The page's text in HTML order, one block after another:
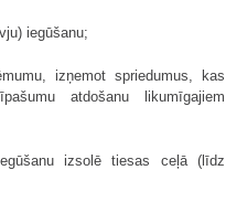
iegūšanu;
izņemot spriedumus, kas
atdošanu likumīgajiem
izsolē tiesas ceļā (līdz